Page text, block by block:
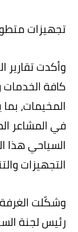
تجهيزات
وأكدت تقارير
كافة
المخيمات،
في المشاعر
السياحي
التجهيزات
وشكّلت
رئيس لجنة